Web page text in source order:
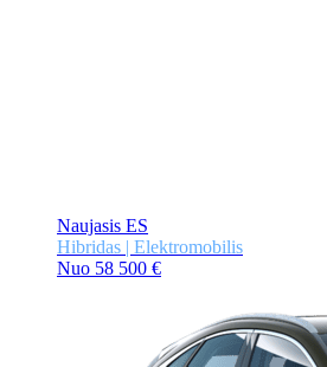
Naujasis ES
Hibridas | Elektromobilis
Nuo 58 500 €